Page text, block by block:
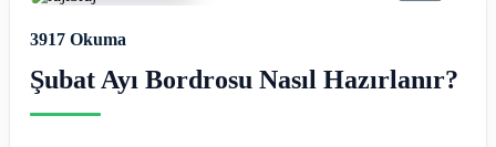
Asım
Hellaç
3917 Okuma
Şubat Ayı Bordrosu Nasıl Hazırlanır?